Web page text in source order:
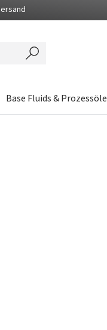
Base Fluids & Prozessöle